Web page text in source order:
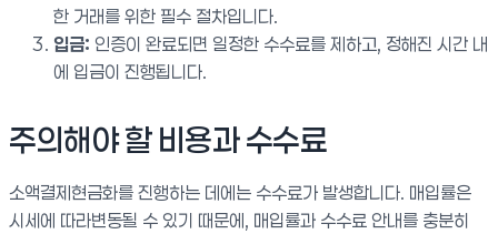
한 거래를 위한 필수 절차입니다.
입금: 인증이 완료되면 일정한 수수료를 제하고, 정해진 시간 내
에 입금이 진행됩니다.
주의해야 할 비용과 수수료
소액결제현금화를 진행하는 데에는 수수료가 발생합니다. 매입률은
시세에 따라변동될 수 있기 때문에, 매입률과 수수료 안내를 충분히